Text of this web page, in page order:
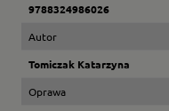
9788324986026
Autor
Tomiczak Katarzyna
Oprawa